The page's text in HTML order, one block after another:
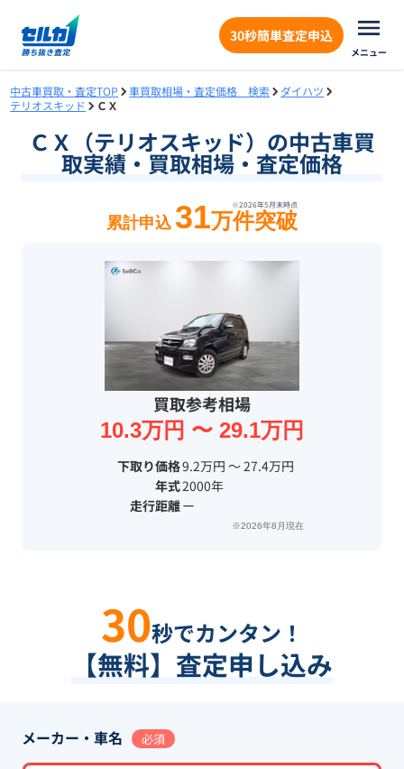
30秒簡単査定申込
メニュー
中古車買取・査定TOP 車買取相場・査定価格 検索
ダイハツ
テリオスキッド
ＣＸ
ＣＸ（テリオスキッド）の中古車買
取実績・買取相場・査定価格
※2026年5月末時点
累計申込 31万件突破
買取参考相場
10.3万円 〜 29.1万円
下取り価格9.2万円 〜 27.4万円
年式2000年
走行距離ー
※2026年8月現在
30秒でカンタン！
【無料】査定申し込み
メーカー・車名 必須